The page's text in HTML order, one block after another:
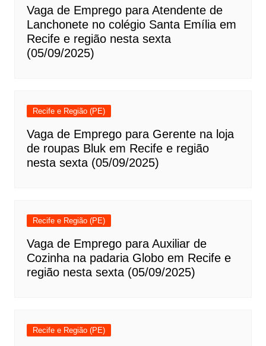
Vaga de Emprego para Atendente de
Lanchonete no colégio Santa Emília em
Recife e região nesta sexta
(05/09/2025)
Recife e Região (PE)
Vaga de Emprego para Gerente na loja
de roupas Bluk em Recife e região
nesta sexta (05/09/2025)
Recife e Região (PE)
Vaga de Emprego para Auxiliar de
Cozinha na padaria Globo em Recife e
região nesta sexta (05/09/2025)
Recife e Região (PE)